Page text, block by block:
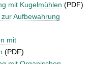
mit Kugelmühlen (PDF)
Aufbewahrung
mit
(PDF)